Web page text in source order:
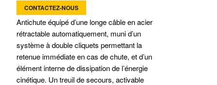
CONTACTEZ-NOUS
Antichute équipé d’une longe câble en acier
rétractable automatiquement, muni d’un
système à double cliquets permettant la
retenue immédiate en cas de chute, et d’un
élément interne de dissipation de l’énergie
cinétique. Un treuil de secours, activable